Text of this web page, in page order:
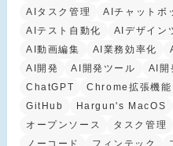
AIタスク管理
AIチャットボ
AIテスト自動化
AIデザイン
AI動画編集
AI業務効率化
AI開発
AI開発ツール AI開
ChatGPT
Chrome拡張機能
GitHub
Hargun's MacOS
オープンソース
タスク管理